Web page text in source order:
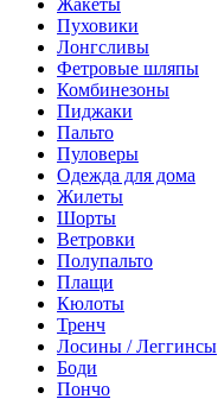
Жакеты
Пуховики
Лонгсливы
Фетровые шляпы
Комбинезоны
Пиджаки
Пальто
Пуловеры
Одежда для дома
Жилеты
Шорты
Ветровки
Полупальто
Плащи
Кюлоты
Тренч
Лосины / Леггинсы
Боди
Пончо